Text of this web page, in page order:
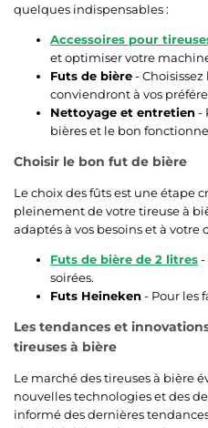
quelques indispensables :
Accessoires pour
et optimiser votre
Futs de bière-
conviendront à vos
Nettoyage et entretien-
bières et le bon
Choisir le bon fut de bière
Le choix des fûts est une étape
pleinement de votre tireuse à
adaptés à vos besoins et à votre
Futs de bière de 2 litres-
soirées.
Futs Heineken- Pour les
Les tendances et
tireuses à bière
Le marché des tireuses à bière
nouvelles technologies et des
informé des dernières